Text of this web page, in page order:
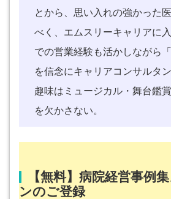
とから、思い入れの強かった
べく、エムスリーキャリアに
での営業経験も活かしながら
を信念にキャリアコンサルタ
趣味はミュージカル・舞台鑑
を欠かさない。
【無料】病院経営事例
ンのご登録